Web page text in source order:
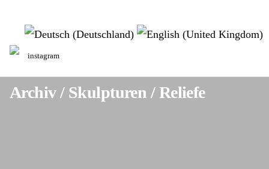
Sprache auswählen
instagram
Archiv / Skulpturen / Reliefe